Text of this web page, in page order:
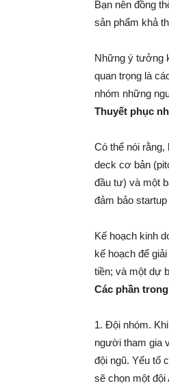
Bạn nên đồng
sản phẩm khả
Những ý tưởng
quan trọng là
nhóm những
Thuyết phục
Có thể nói
deck cơ bản
đầu tư) và một
đảm bảo
Kế hoạch kinh
kế hoạch để
tiền; và một dự
Các phần
1. Đội nhóm.
người tham gia
đội ngũ. Yếu tố
sẽ chọn một